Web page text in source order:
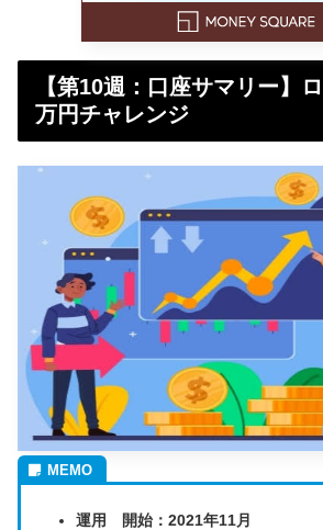
【第10週：口座サマリー】
万円チャレンジ
運用 開始：2021年11月